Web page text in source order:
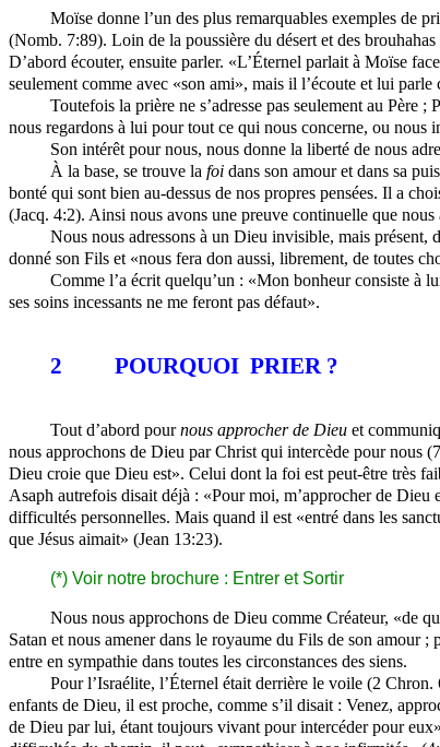
Moïse donne l’un des plus remarquables exemples de
(Nomb. 7:89). Loin de la poussière du désert et des
D’abord écouter, ensuite parler. «L’Éternel parlait à Moïse
seulement comme avec «son ami», mais il l’écoute et lui
Toutefois la prière ne s’adresse pas seulement au Père
nous regardons à lui pour tout ce qui nous concerne, ou nous
Son intérêt pour nous, nous donne la liberté de nous
À la base, se trouve la foidans son amour et dans sa
bonté qui sont bien au-dessus de nos propres pensées. Il a
(Jacq. 4:2). Ainsi nous avons une preuve continuelle que
Nous nousadressons à un Dieu invisible, mais présent,
donné son Fils et «nous fera don aussi, librement, de toutes
Comme l’a écrit quelqu’un : «Mon bonheur consiste à
ses soins incessants ne me feront pas défaut».
2 POURQUOI PRIER ?
Tout d’abord pournous approcher de Dieu et
nous approchons de Dieu par Christ qui intercède pour nous
Dieu croie que Dieu est». Celui dont la foi est peut-être très
Asaph autrefois disait déjà : «Pour moi, m’approcher de Dieu
difficultés personnelles. Mais quand il est «entré dans les
que Jésus aimait» (Jean 13:23).
(*) Voir notre brochure : Entrer et Sortir
Nous nousapprochons de Dieu comme Créateur, «de
Satan et nous amener dans le royaume du Fils de son amour
entre en sympathie dans toutes les circonstances des siens.
Pour l’Israélite, l’Éternel était derrière le voile (2
enfants de Dieu, il est proche, comme s’il disait : Venez,
de Dieu par lui, étant toujours vivant pour intercéder pour